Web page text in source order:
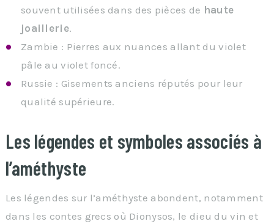
souvent utilisées dans des pièces de haute
joaillerie.
Zambie : Pierres aux nuances allant du violet
pâle au violet foncé.
Russie : Gisements anciens réputés pour leur
qualité supérieure.
Les légendes et symboles associés à
l’améthyste
Les légendes sur l’améthyste abondent, notamment
dans les contes grecs où Dionysos, le dieu du vin et